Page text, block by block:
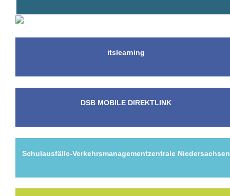
itslearning
DSB MOBILE DIREKTLINK
Schulausfälle-Verkehrsmanagementzentrale Niedersachsen